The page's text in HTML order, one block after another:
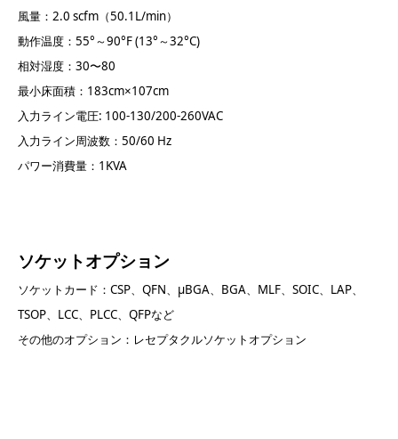
風量：2.0 scfm（50.1L/min）
動作温度：55°～90°F (13°～32°C)
相対湿度：30〜80
最小床面積：183cm×107cm
入力ライン電圧: 100-130/200-260VAC
入力ライン周波数：50/60 Hz
パワー消費量：1KVA
ソケットオプション
ソケットカード：CSP、QFN、μBGA、BGA、MLF、SOIC、LAP、
TSOP、LCC、PLCC、QFPなど
その他のオプション：レセプタクルソケットオプション